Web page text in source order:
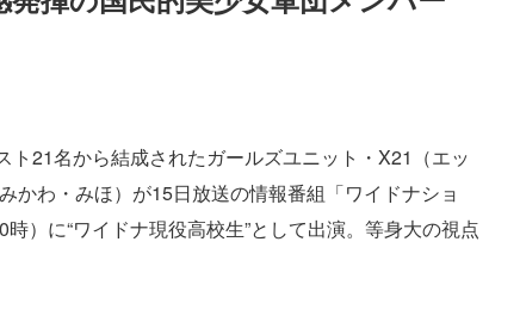
ト21名から結成されたガールズユニット・X21（エッ
かわ・みほ）が15日放送の情報番組「ワイドナショ
）に“ワイドナ現役高校生”として出演。等身大の視点